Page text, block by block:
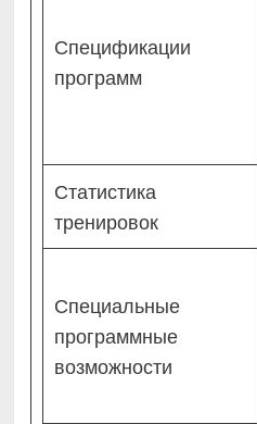
Спецификации
программ
Статистика
тренировок
Специальные
программные
возможности